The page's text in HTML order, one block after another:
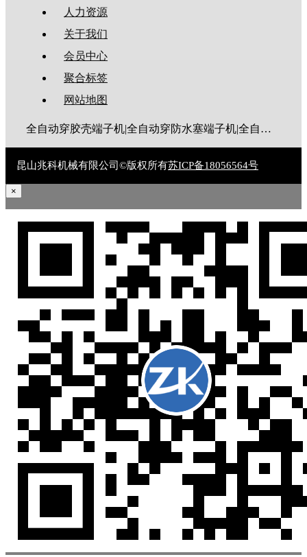
人力资源
关于我们
会员中心
聚合标签
网站地图
全自动穿胶壳端子机|全自动穿防水塞端子机|全自动穿热缩管端子机|全自动穿护套端子机|全自动穿号码管端子机|全自动端子机|全自动穿防水栓端子机|端子压着机|端子压接机|静音端子机|多芯线端子机|护套线端子机|全自动排线端子机|新能源大平方压接机|电脑剥线机|自动剥线机|裁线机|剥线机
昆山兆科机械有限公司©版权所有苏ICP备18056564号
×